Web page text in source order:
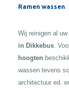
Ramen wassen
Wij reinigen al uw
in Dikkebus.
hoogten
wassen tevens
architectuur ed.